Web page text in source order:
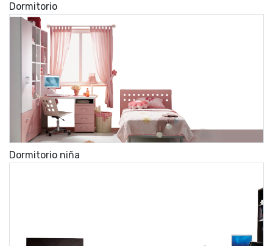
Dormitorio
Dormitorio niña